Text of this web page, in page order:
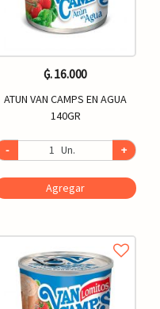
₲. 16.000
ATUN VAN CAMPS EN AGUA
140GR
- Un. +
Agregar